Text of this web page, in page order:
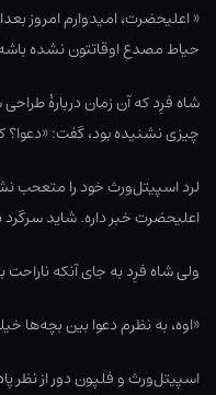
« اعلیحضرت، امیدوارم امروز
حیاط مصدع اوقاتتون نشده
شاه فرِد که آن زمان دربارۀ
چیزی نشنیده بود، گفت: «دعوا؟
لرد اسپیتل‌ورث خود را متعحب
اعلیحضرت خبر داره. شاید سرگرد
ولی شاه فرِد به جای آنکه
«اوه، به نظرم دعوا بین بچه‌ها
اسپیتل‌ورث و فلپون دور از نظر